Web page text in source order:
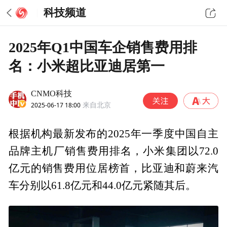
科技频道
2025年Q1中国车企销售费用排
名：小米超比亚迪居第一
CNMO科技
2025-06-17 18:00 来自北京
根据机构最新发布的2025年一季度中国自主
品牌主机厂销售费用排名，小米集团以72.0
亿元的销售费用位居榜首，比亚迪和蔚来汽
车分别以61.8亿元和44.0亿元紧随其后。